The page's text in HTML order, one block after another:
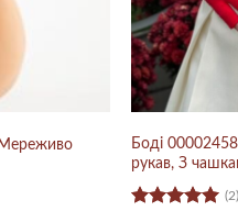
Боді
рукав, З
(2)